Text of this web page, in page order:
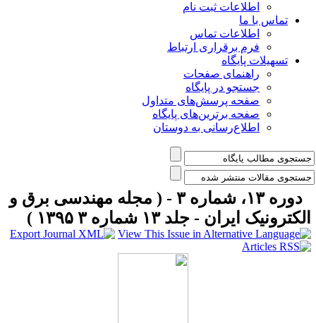
اطلاعات ثبت نام
تماس با ما
اطلاعات تماس
فرم برقراری ارتباط
تسهیلات پایگاه
راهنمای صفحات
جستجو در پایگاه
صفحه پرسش‌های متداول
صفحه برترین‌های پایگاه
اطلاع‌رسانی به دوستان
دوره ۱۳، شماره ۳ - ( مجله مهندسی برق و
ایران - جلد ۱۳ شماره ۳ ۱۳۹۵ )